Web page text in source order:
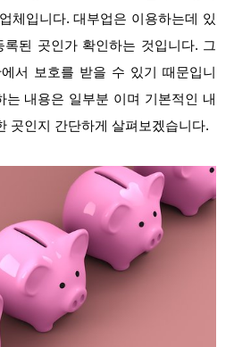
체입니다. 대부업은 이용하는데 있
된 곳인가 확인하는 것입니다. 그
서 보호를 받을 수 있기 때문입니
는 내용은 일부분 이며 기본적인 내
곳인지 간단하게 살펴보겠습니다.